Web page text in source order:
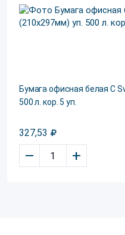
Бумага офисная белая С
500 л. кор. 5 уп.
327,53
– +